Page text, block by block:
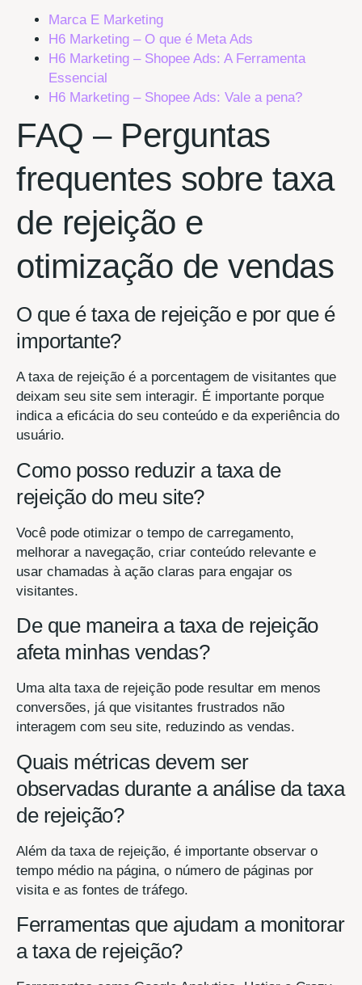
Marca E Marketing
H6 Marketing – O que é Meta Ads
H6 Marketing – Shopee Ads: A Ferramenta
Essencial
H6 Marketing – Shopee Ads: Vale a pena?
FAQ – Perguntas
frequentes sobre taxa
de rejeição e
otimização de vendas
O que é taxa de rejeição e por que é
importante?
A taxa de rejeição é a porcentagem de visitantes que
deixam seu site sem interagir. É importante porque
indica a eficácia do seu conteúdo e da experiência do
usuário.
Como posso reduzir a taxa de
rejeição do meu site?
Você pode otimizar o tempo de carregamento,
melhorar a navegação, criar conteúdo relevante e
usar chamadas à ação claras para engajar os
visitantes.
De que maneira a taxa de rejeição
afeta minhas vendas?
Uma alta taxa de rejeição pode resultar em menos
conversões, já que visitantes frustrados não
interagem com seu site, reduzindo as vendas.
Quais métricas devem ser
observadas durante a análise da taxa
de rejeição?
Além da taxa de rejeição, é importante observar o
tempo médio na página, o número de páginas por
visita e as fontes de tráfego.
Ferramentas que ajudam a monitorar
a taxa de rejeição?